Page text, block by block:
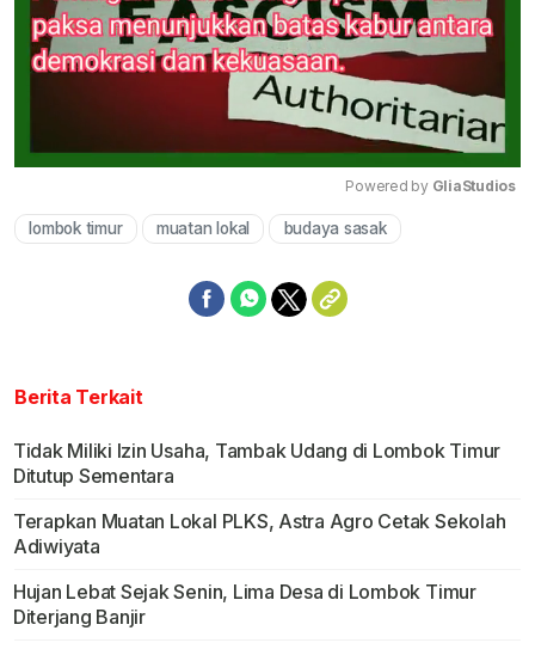
Powered by GliaStudios
lombok timur muatan lokal budaya sasak
Berita Terkait
Tidak Miliki Izin Usaha, Tambak Udang di Lombok Timur
Ditutup Sementara
Terapkan Muatan Lokal PLKS, Astra Agro Cetak Sekolah
Adiwiyata
Hujan Lebat Sejak Senin, Lima Desa di Lombok Timur
Diterjang Banjir